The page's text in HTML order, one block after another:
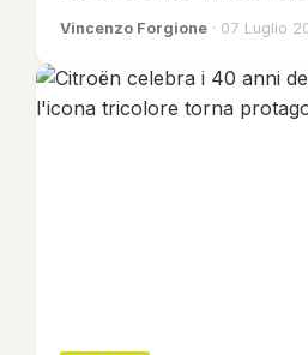
Vincenzo Forgione · 07 Luglio